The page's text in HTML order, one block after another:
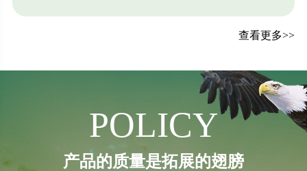
查看更多>>
POLICY
产品的质量是拓展的翅膀